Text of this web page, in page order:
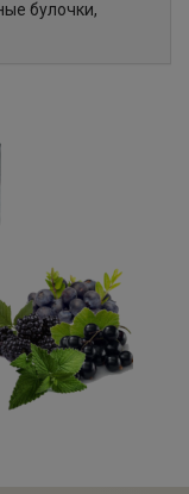
булочки,